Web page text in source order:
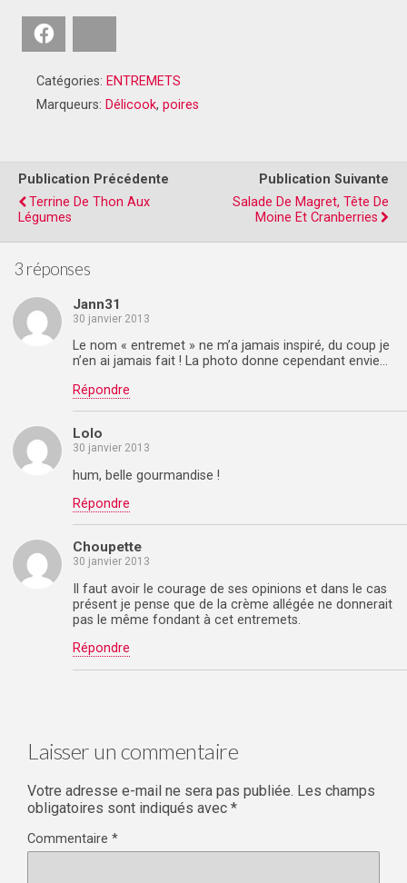
Catégories: ENTREMETS
Marqueurs: Délicook, poires
Publication Précédente
Terrine De Thon Aux
Légumes
Publication Suivante
Salade De Magret, Tête De
Moine Et Cranberries
3 réponses
Jann31
30 janvier 2013
Le nom « entremet » ne m’a jamais inspiré, du coup je
n’en ai jamais fait ! La photo donne cependant envie…
Répondre
Lolo
30 janvier 2013
hum, belle gourmandise !
Répondre
Choupette
30 janvier 2013
Il faut avoir le courage de ses opinions et dans le cas
présent je pense que de la crème allégée ne donnerait
pas le même fondant à cet entremets.
Répondre
Laisser un commentaire
Votre adresse e-mail ne sera pas publiée. Les champs
obligatoires sont indiqués avec *
Commentaire *